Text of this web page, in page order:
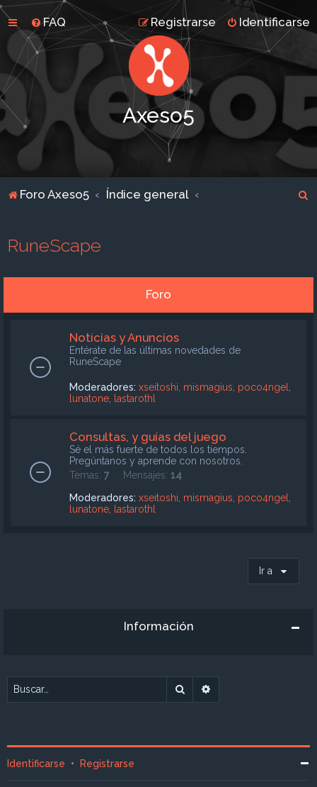
FAQ Identificarse
Registrarse
Axeso5
Foro Axeso5 Índice general
RuneScape
Foro
Noticias y Anuncios
Entérate de las últimas novedades de
RuneScape
Moderadores: xseitoshi mismagius poco4ngel
lunatone lastarothl
Consultas, y guías del juego
Sé el más fuerte de todos los tiempos.
Pregúntanos y aprende con nosotros.
Temas: 7Mensajes: 14
Moderadores: xseitoshi mismagius poco4ngel
lunatone lastarothl
Ir a
Información
Buscar
Identificarse • Registrarse